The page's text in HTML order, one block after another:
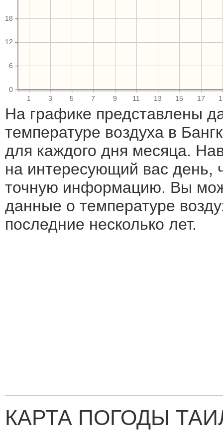
1 3 5 7 9 11 13 15 17
0
6
12
18
На графике представлены
температуре воздуха в
для каждого дня месяца.
на интересующий вас день,
точную информацию. Вы
данные о температуре
последние несколько лет.
КАРТА ПОГОДЫ